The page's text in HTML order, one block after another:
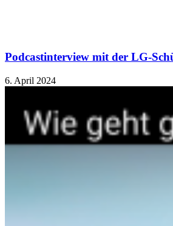
Podcastinterview mit der LG-
6. April 2024